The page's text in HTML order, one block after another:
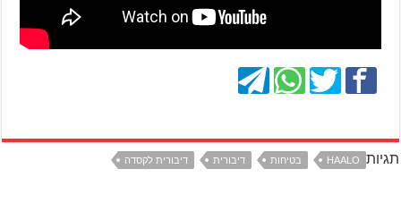
תגיות HAALO בטיחות דיבורית דיבורית לקסדה